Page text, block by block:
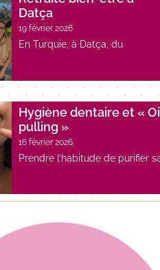
Datça
19 février 2026
En Turquie, à Datça, du
Hygiène dentaire et «
pulling »
16 février 2026
Prendre l’habitude de purifier